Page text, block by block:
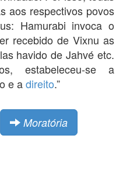
aos respectivos povos
Hamurabi invoca o
recebido de Vixnu as
havido de Jahvé etc.
estabeleceu-se a
e adireito.”
Moratória